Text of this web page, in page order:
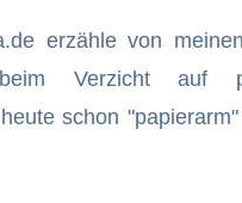
erzähle von
Verzicht auf
schon